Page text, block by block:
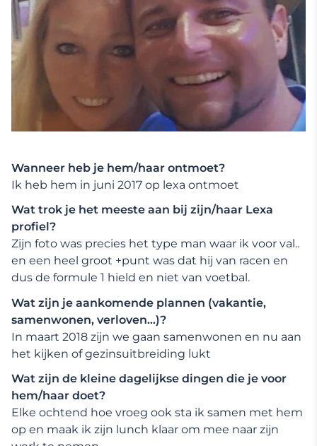
Wanneer heb je hem/haar ontmoet?
Ik heb hem in juni 2017 op lexa ontmoet
Wat trok je het meeste aan bij zijn/haar Lexa
profiel?
Zijn foto was precies het type man waar ik voor val..
en een heel groot +punt was dat hij van racen en
dus de formule 1 hield en niet van voetbal.
Wat zijn je aankomende plannen (vakantie,
samenwonen, verloven…)?
In maart 2018 zijn we gaan samenwonen en nu aan
het kijken of gezinsuitbreiding lukt
Wat zijn de kleine dagelijkse dingen die je voor
hem/haar doet?
Elke ochtend hoe vroeg ook sta ik samen met hem
op en maak ik zijn lunch klaar om mee naar zijn